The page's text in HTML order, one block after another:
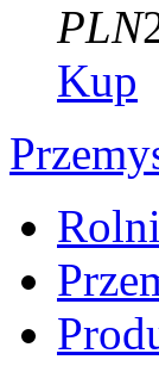
PLN
Kup